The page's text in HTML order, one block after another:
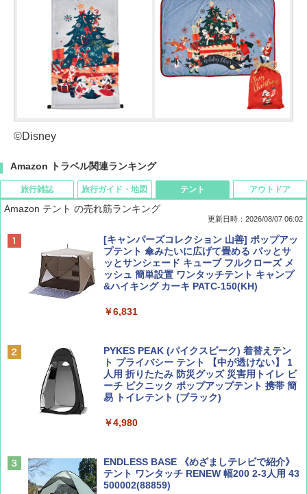
©Disney
Amazon トラベル関連ランキング
旅行雑誌
ディズニーファン ２０２６年 ９月号 [雑
誌] (ＤＩＳＮＥＹ ＦＡＮ)
￥713
￥1,500
旅行ガイド・地図
D40 地球の歩き方 チェンマイ タイ北部の魅
力的な町 2026～2027 地球の歩き方D アジア
￥2,079
￥2,479
テント
Amazon テント の売れ筋ランキング
更新日時：2026/08/07 06:02
[キャンパーズコレクション 山善] ポップアッ
プテント 傘みたいに広げて畳める パッとサ
ッとサンシェード キューブ フルクローズ メ
ッシュ 簡単設置 ワンタッチテント キャンプ
&ハイキング カーキ PATC-150(KH)
￥6,831
PYKES PEAK (パイクスピーク) 着替えテン
ト プライバシー テント 【中が透けない】 1
人用 折りたたみ 防災グッズ 災害用トイレ ビ
ーチ ピクニック ポップアップテント 携帯 簡
易 トイレテント (ブラック)
￥4,980
ENDLESS BASE 《めざましテレビで紹介》
テント ワンタッチ RENEW 幅200 2-3人用 43
500002(88859)
アウトドア